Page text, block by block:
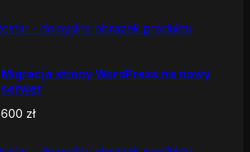
Migracja strony WordPress na nowy
serwer
600 zł